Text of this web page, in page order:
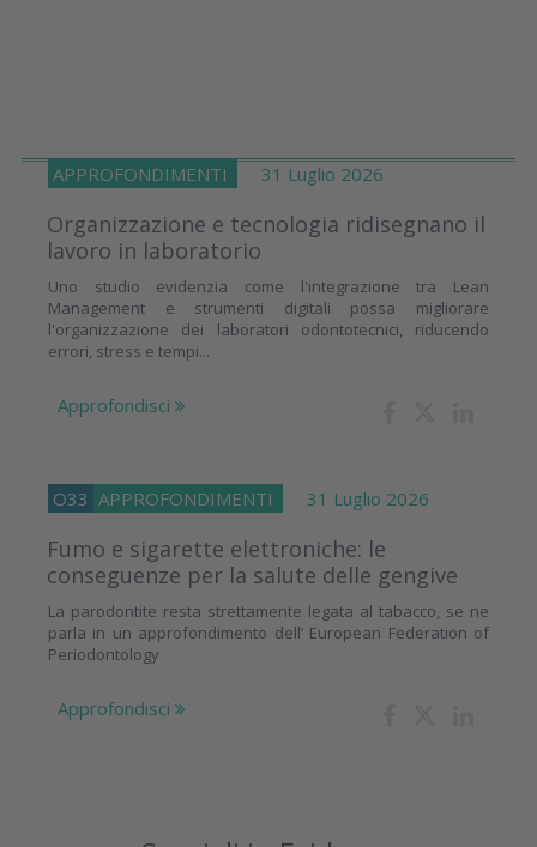
APPROFONDIMENTI 31 Luglio 2026
Organizzazione e tecnologia ridisegnano il
lavoro in laboratorio
Uno studio evidenzia come l'integrazione tra Lean
Management e strumenti digitali possa migliorare
l'organizzazione dei laboratori odontotecnici, riducendo
errori, stress e tempi...
Approfondisci
O33 APPROFONDIMENTI 31 Luglio 2026
Fumo e sigarette elettroniche: le
conseguenze per la salute delle gengive
La parodontite resta strettamente legata al tabacco, se ne
parla in un approfondimento dell’ European Federation of
Periodontology
Approfondisci